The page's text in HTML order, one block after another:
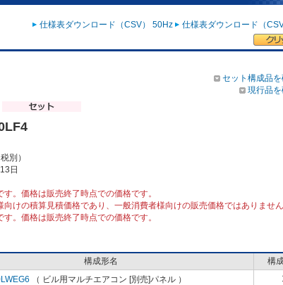
仕様表ダウンロード（CSV） 50Hz 仕様表ダウンロード（
セット構成品
現行品
別）
日
。価格は販売終了時点での価格です。
けの積算見積価格であり、一般消費者様向けの販売価格ではありませ
。価格は販売終了時点での価格です。
構成形名
構
（ ビル用マルチエアコン [別売]パネル ）